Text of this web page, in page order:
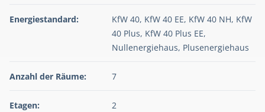
Energiestandard:
KfW 40, KfW 40 EE, KfW 40 NH, KfW
40 Plus, KfW 40 Plus EE,
Nullenergiehaus, Plusenergiehaus
Anzahl der Räume: 7
Etagen: 2